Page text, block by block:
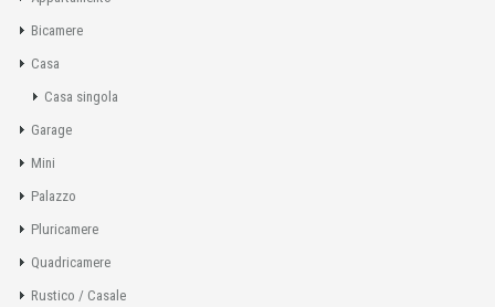
Bicamere
Casa
Casa singola
Garage
Mini
Palazzo
Pluricamere
Quadricamere
Rustico / Casale